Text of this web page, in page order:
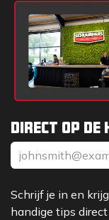
Direct op de
Schrijf je in en
handige tips